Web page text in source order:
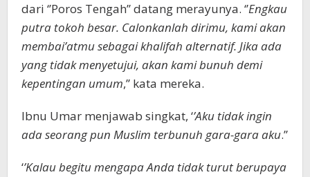
dari ‘’Poros Tengah’’ datang merayunya. ‘’Engkau
putra tokoh besar. Calonkanlah dirimu, kami akan
membai’atmu sebagai khalifah alternatif. Jika ada
yang tidak menyetujui, akan kami bunuh demi
kepentingan umum,’’ kata mereka.
Ibnu Umar menjawab singkat, ‘’Aku tidak ingin
ada seorang pun Muslim terbunuh gara-gara aku.’’
‘’Kalau begitu mengapa Anda tidak turut berupaya